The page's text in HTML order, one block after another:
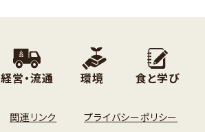
経営・流通 環境 食と学び
関連リンク プライバシーポリシー